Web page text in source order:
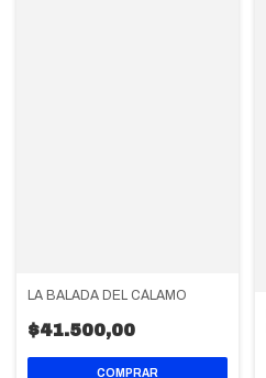
LA BALADA DEL CÁLAMO
$41.500,00